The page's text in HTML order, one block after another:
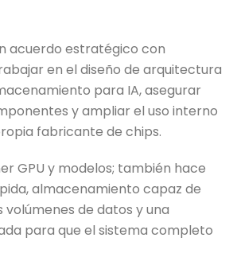
acuerdo estratégico con
en el diseño de arquitectura
para IA, asegurar
y ampliar el uso interno
fabricante de chips.
GPU y modelos; también hace
almacenamiento capaz de
de datos y una
para que el sistema completo